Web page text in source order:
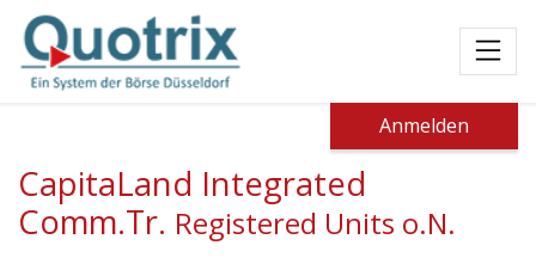
Anmelden
CapitaLand Integrated
Comm.Tr. Registered Units o.N.